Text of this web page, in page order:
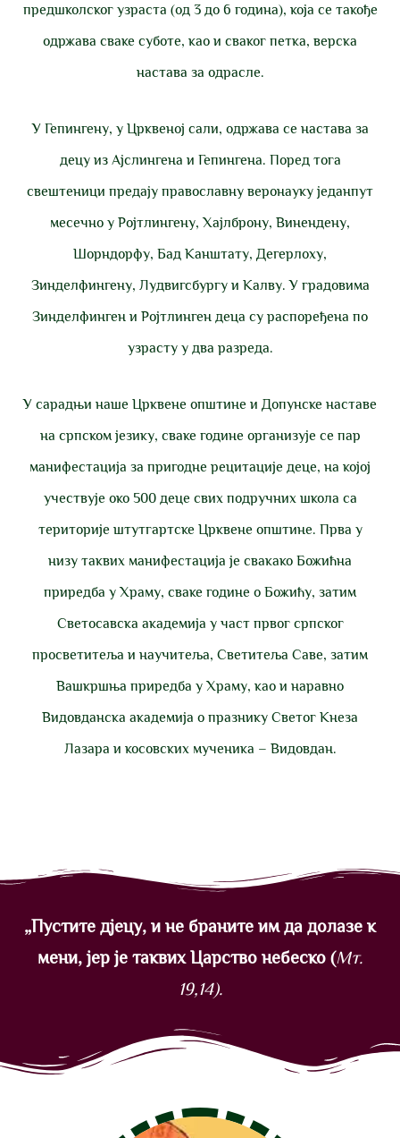
предшколског узраста (од 3 до 6 година), која се такође
одржава сваке суботе, као и сваког петка, верска
настава за одрасле.
У Гепингену, у Црквеној сали, одржава се настава за
децу из Ајслингена и Гепингена. Поред тога
свештеници предају православну веронауку једанпут
месечно у Ројтлингену, Хајлброну, Винендену,
Шорндорфу, Бад Канштату, Дегерлоху,
Зинделфингену, Лудвигсбургу и Калву. У градовима
Зинделфинген и Ројтлинген деца су распоређена по
узрасту у два разреда.
У сарадњи наше Црквене општине и Допунске наставе
на српском језику, сваке године организује се пар
манифестација за пригодне рецитације деце, на којој
учествује око 500 деце свих подручних школа са
територије штутгартске Црквене општине. Прва у
низу таквих манифестација је свакако Божићна
приредба у Храму, сваке године о Божићу, затим
Светосавска академија у част првог српског
просветитеља и научитеља, Светитеља Саве, затим
Вашкршња приредба у Храму, као и наравно
Видовданска академија о празнику Светог Кнеза
Лазара и косовских мученика – Видовдан.
„Пустите дјецу, и не браните им да долазе к
мени, јер је таквих Царство небеско (Мт.
19,14).